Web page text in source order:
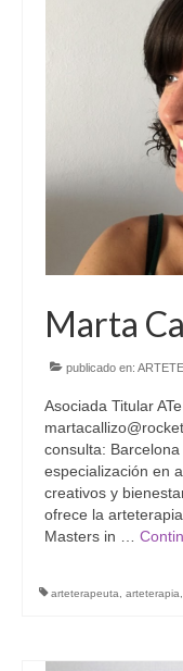
Marta
publicado en:
Asociada Titular
consulta:
especialización en
creativos y
ofrece la
Masters in …
arteterapeuta arteterapia